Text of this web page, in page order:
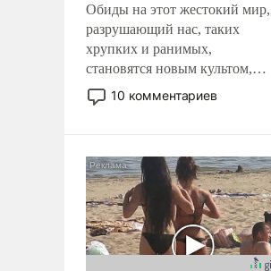
Обиды на этот жестокий мир,
разрушающий нас, таких
хрупких и ранимых,
становятся новым культом,
постепенно вытесняя и
отменяя традиционное
ударами судьбы, брать на себя
ответственность, помогать
слабым, идти вперед и
адаптироваться.
10 комментариев